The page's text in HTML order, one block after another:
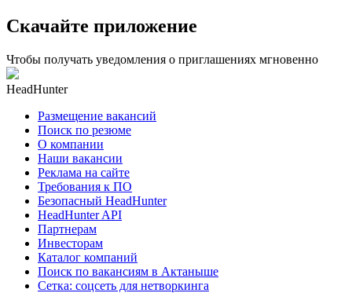
Скачайте приложение
Чтобы получать уведомления о приглашениях мгновенно
HeadHunter
Размещение вакансий
Поиск по резюме
О компании
Наши вакансии
Реклама на сайте
Требования к ПО
Безопасный HeadHunter
HeadHunter API
Партнерам
Инвесторам
Каталог компаний
Поиск по вакансиям в Актаныше
Сетка: соцсеть для нетворкинга